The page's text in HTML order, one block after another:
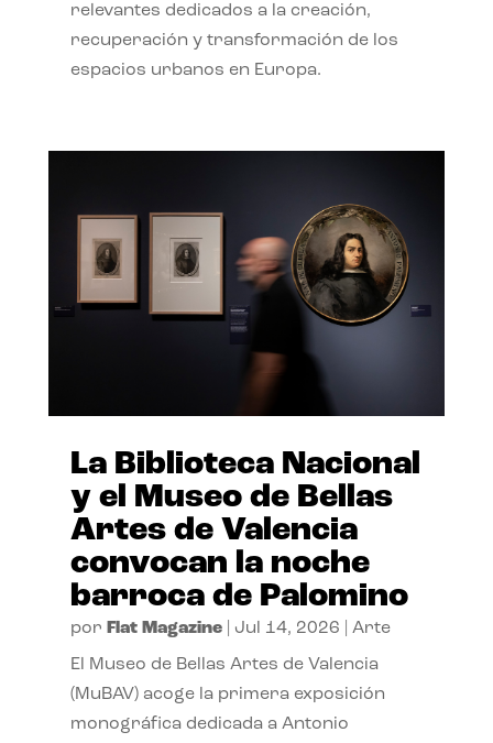
relevantes dedicados a la creación,
recuperación y transformación de los
espacios urbanos en Europa.
La Biblioteca Nacional
y el Museo de Bellas
Artes de Valencia
convocan la noche
barroca de Palomino
por Flat Magazine| Jul 14, 2026 Arte
El Museo de Bellas Artes de Valencia
(MuBAV) acoge la primera exposición
monográfica dedicada a Antonio